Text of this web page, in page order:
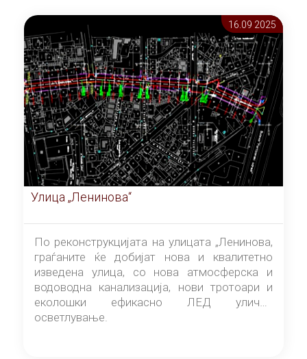
16.09 2025
Улица „Ленинова“
По реконструкцијата на улицата „Ленинова,
граѓаните ќе добијат нова и квалитетно
изведена улица, со нова атмосферска и
водоводна канализација, нови тротоари и
еколошки ефикасно ЛЕД улично
осветлување.